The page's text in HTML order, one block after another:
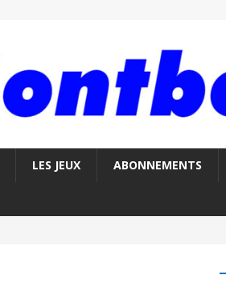
LES JEUX ABONNEMENTS